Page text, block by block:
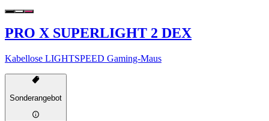
PRO X SUPERLIGHT 2 DEX
Kabellose LIGHTSPEED Gaming-Maus
Sonderangebot